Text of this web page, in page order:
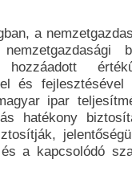
a
és
ipar
hatékony
a kapcsolódó